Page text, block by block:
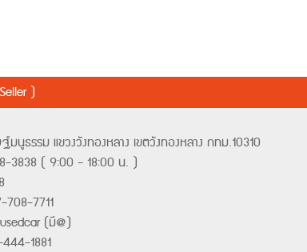
)
นูธรรม แขวงวังทองหลาง เขตวังทองหลาง กทม.10310
3838 ( 9:00 - 18:00 น. )
7711
(มี@)
1881